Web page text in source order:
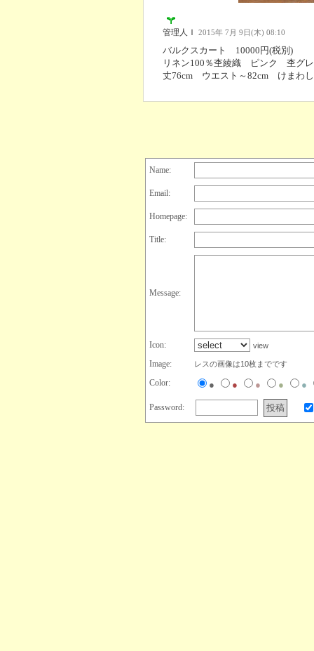
管理人Ｉ 2015年 7月 9日(木) 08:10
バルクスカート 10000円(税別)
リネン100％杢綾織 ピンク 杢グ
丈76cm ウエスト～82cm けまわし
Name:
Email:
Homepage:
Title:
Message:
Icon: view
Image: レスの画像は10枚までです
Color: ● ● ● ● ●
Password: